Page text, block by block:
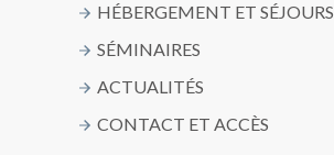
HÉBERGEMENT ET SÉJOURS
SÉMINAIRES
ACTUALITÉS
CONTACT ET ACCÈS